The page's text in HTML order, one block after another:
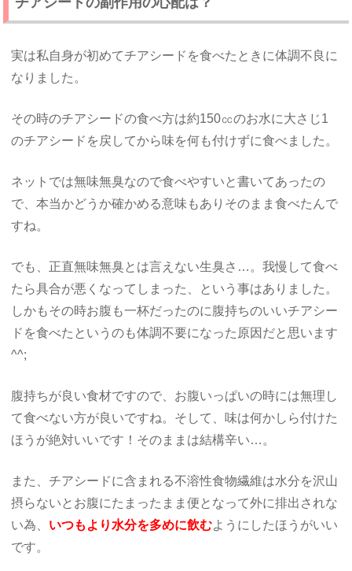
実は私自身が初めてチアシードを食べたときに体調不良に
なりました。
その時のチアシードの食べ方は約150㏄のお水に大さじ1
のチアシードを戻してから味を何も付けずに食べました。
ネットでは無味無臭なので食べやすいと書いてあったの
で、本当かどうか確かめる意味もありそのまま食べたんで
すね。
でも、正直無味無臭とは言えない生臭さ…。我慢して食べ
たら具合が悪くなってしまった、という事はありました。
しかもその時お腹も一杯だったのに腹持ちのいいチアシー
ドを食べたというのも体調不要になった原因だと思います
^^;
腹持ちが良い食材ですので、お腹いっぱいの時には無理し
て食べない方が良いですね。そして、味は何かしら付けた
ほうが絶対いいです！そのままは結構辛い…。
また、チアシードに含まれる不溶性食物繊維は水分を沢山
摂らないとお腹にたまったまま便となって外に排出されな
い為、 いつもより水分を多めに飲むようにしたほうがいい
です。